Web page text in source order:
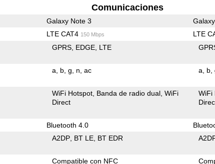
Comunicaciones
Galaxy Note 3
LTE CAT4 150 Mbps LTE
GPRS EDGE LTE
a b g n ac a b
WiFi Hotspot Banda de radio dual WiFi
Direct
WiFi
Bluetooth 4.0
A2DP BT LE BT EDR
Compatible con NFC